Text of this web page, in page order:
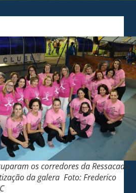
os corredores da Ressacada
da galera Foto: Frederico